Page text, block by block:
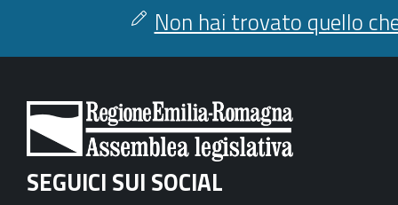
Non hai trovato quello
SEGUICI SUI SOCIAL